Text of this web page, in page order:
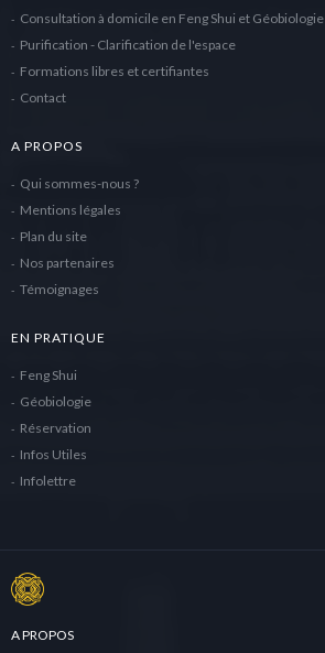
Consultation à domicile en Feng Shui et Géobiologie
Purification - Clarification de l'espace
Formations libres et certifiantes
Contact
A PROPOS
Qui sommes-nous ?
Mentions légales
Plan du site
Nos partenaires
Témoignages
EN PRATIQUE
Feng Shui
Géobiologie
Réservation
Infos Utiles
Infolettre
A PROPOS